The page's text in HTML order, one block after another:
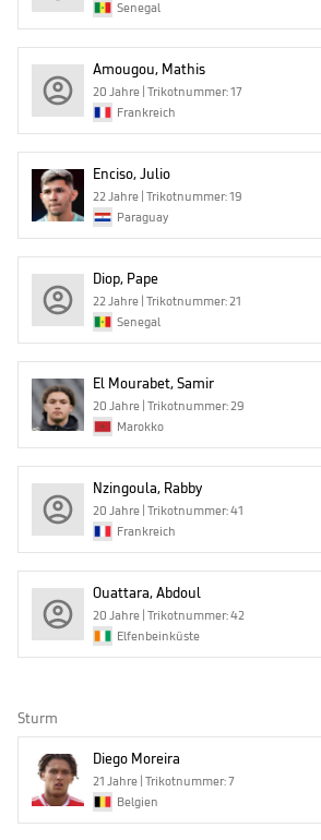
Senegal
Amougou, Mathis
20 Jahre | Trikotnummer: 17
Frankreich
Enciso, Julio
22 Jahre | Trikotnummer: 19
Paraguay
Diop, Pape
22 Jahre | Trikotnummer: 21
Senegal
El Mourabet, Samir
20 Jahre | Trikotnummer: 29
Marokko
Nzingoula, Rabby
20 Jahre | Trikotnummer: 41
Frankreich
Ouattara, Abdoul
20 Jahre | Trikotnummer: 42
Elfenbeinküste
Sturm
Diego Moreira
21 Jahre | Trikotnummer: 7
Belgien